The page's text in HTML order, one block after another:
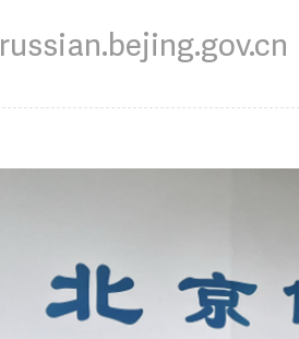
russian.bejing.gov.cn